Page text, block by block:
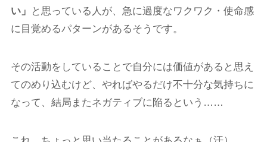
い」
と思っている人が、急に過度なワクワク・使命感
に目覚めるパターンがあるそうです。
その活動をしていることで自分には価値があると思え
てのめり込むけど、やればやるだけ不十分な気持ちに
なって、結局またネガティブに陥るという……